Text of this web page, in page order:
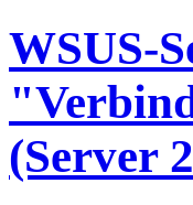
WSUS-
(Server